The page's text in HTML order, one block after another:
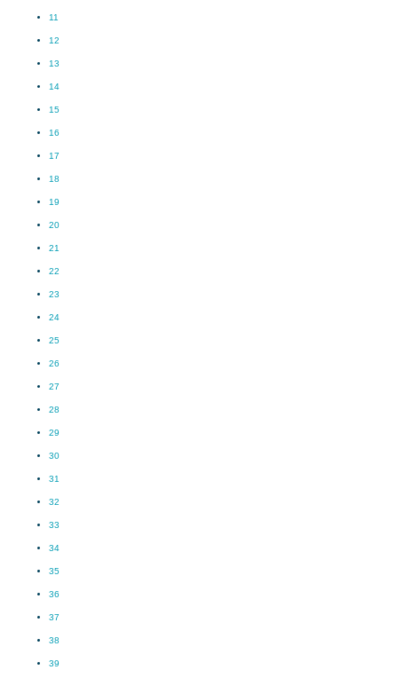
11
12
13
14
15
16
17
18
19
20
21
22
23
24
25
26
27
28
29
30
31
32
33
34
35
36
37
38
39